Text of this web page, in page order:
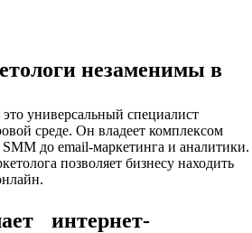
незаменимы в
универсальный специалист
среде. Он владеет комплексом
до email-маркетинга и аналитики.
позволяет бизнесу находить
интернет-